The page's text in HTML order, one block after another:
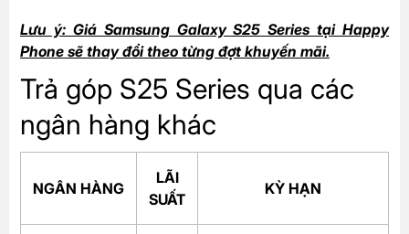
Lưu ý: Giá Samsung Galaxy S25 Series tại Happy
Phone sẽ thay đổi theo từng đợt khuyến mãi.
Trả góp S25 Series qua các
ngân hàng khác
NGÂN HÀNG
LÃI
SUẤT
KỲ HẠN